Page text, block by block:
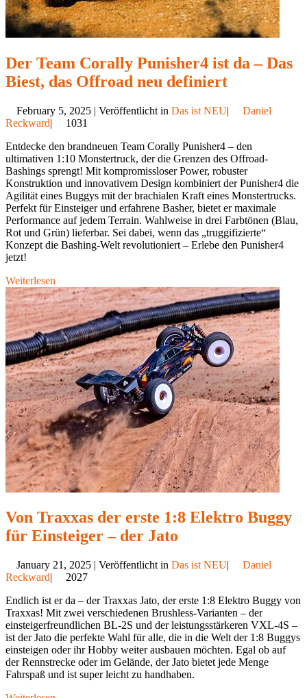
Der Team Corally Punisher4 ist da – Das
Biest, das Offroad neu definiert
February 5, 2025 | Veröffentlicht in Das ist NEU|
Daniel
Reckward|
1031
Entdecke den brandneuen Team Corally Punisher4 – den
ultimativen 1:10 Monstertruck, der die Grenzen des Offroad-
Bashings sprengt! Mit kompromissloser Power, robuster
Konstruktion und innovativem Design kombiniert der Punisher4 die
Agilität eines Buggys mit der brachialen Kraft eines Monstertrucks.
Perfekt für Einsteiger und erfahrene Basher, bietet er maximale
Performance auf jedem Terrain. Wahlweise in drei Farbtönen (Blau,
Rot und Grün) lieferbar. Sei dabei, wenn das „truggifizierte“
Konzept die Bashing-Welt revolutioniert – Erlebe den Punisher4
jetzt!
Weiterlesen
Von Traxxas der erste 1:8 Elektro Buggy
für Einsteiger – der Jato
January 21, 2025 | Veröffentlicht in Das ist NEU|
Daniel
Reckward|
2027
Endlich ist er da – der Traxxas Jato, der erste 1:8 Elektro Buggy von
Traxxas! Mit zwei verschiedenen Brushless-Varianten – der
einsteigerfreundlichen BL-2S und der leistungsstärkeren VXL-4S –
ist der Jato die perfekte Wahl für alle, die in die Welt der 1:8 Buggys
einsteigen oder ihr Hobby weiter ausbauen möchten. Egal ob auf
der Rennstrecke oder im Gelände, der Jato bietet jede Menge
Fahrspaß und ist super leicht zu handhaben.